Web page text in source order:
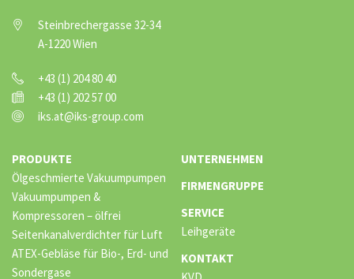
Steinbrechergasse 32-34
A-1220 Wien
+43 (1) 204 80 40
+43 (1) 202 57 00
iks.at@iks-group.com
PRODUKTE
Ölgeschmierte Vakuumpumpen
Vakuumpumpen &
Kompressoren – ölfrei
Seitenkanalverdichter für Luft
ATEX-Gebläse für Bio-, Erd- und
Sondergase
UNTERNEHMEN
FIRMENGRUPPE
SERVICE
Leihgeräte
KONTAKT